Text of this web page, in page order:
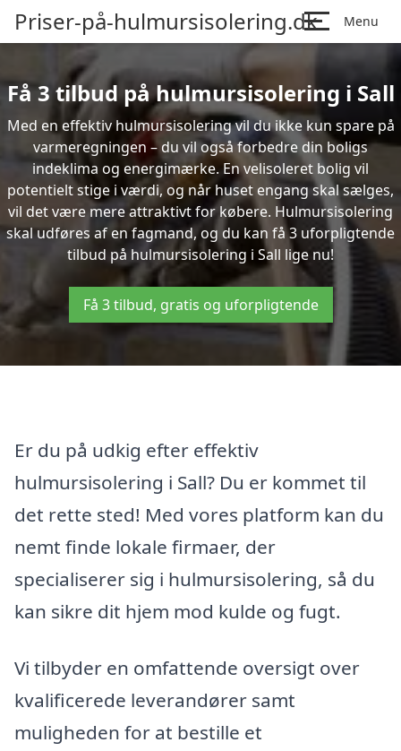
Priser-på-hulmursisolering.dk Menu
Få 3 tilbud på hulmursisolering i Sall
Med en effektiv hulmursisolering vil du ikke kun spare på
varmeregningen – du vil også forbedre din boligs
indeklima og energimærke. En velisoleret bolig vil
potentielt stige i værdi, og når huset engang skal sælges,
vil det være mere attraktivt for købere. Hulmursisolering
skal udføres af en fagmand, og du kan få 3 uforpligtende
tilbud på hulmursisolering i Sall lige nu!
Få 3 tilbud, gratis og uforpligtende
Er du på udkig efter effektiv
hulmursisolering i Sall? Du er kommet til
det rette sted! Med vores platform kan du
nemt finde lokale firmaer, der
specialiserer sig i hulmursisolering, så du
kan sikre dit hjem mod kulde og fugt.
Vi tilbyder en omfattende oversigt over
kvalificerede leverandører samt
muligheden for at bestille et